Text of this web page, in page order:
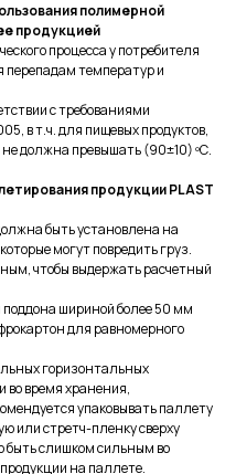
полимерной
продукцией
процесса у потребителя
температур и
с требованиями
в т.ч. для пищевых продуктов,
должна превышать (90±10) ºС.
продукцииPLAST
быть установлена на
могут повредить груз.
чтобы выдержать расчетный
шириной более 50 мм
для равномерного
горизонтальных
во время хранения,
упаковывать паллету
или стретч-пленку сверху
быть слишком сильным во
на паллете.